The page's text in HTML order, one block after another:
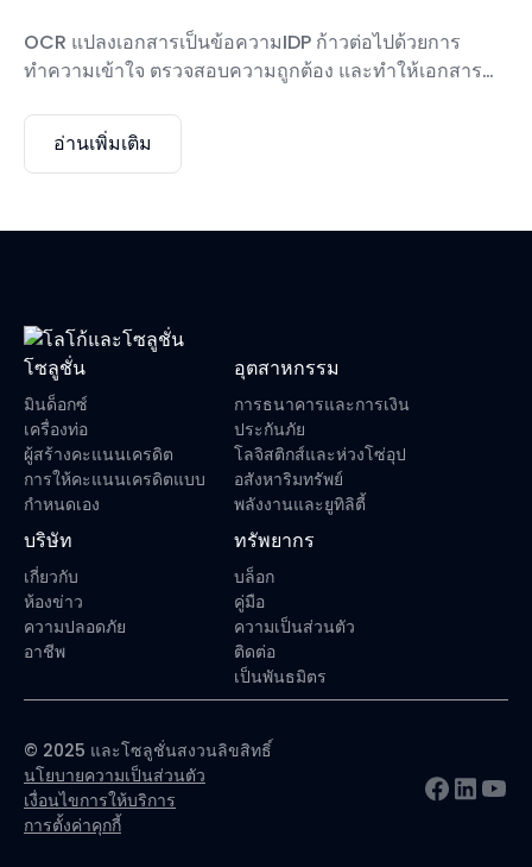
OCR แปลงเอกสารเป็นข้อความIDP ก้าวต่อไปด้วยการ
ทำความเข้าใจ ตรวจสอบความถูกต้อง และทำให้เอกสาร
แปลงเอกสารนี้เป็นดิจิทัลได้หรือไม่?”ในขณะที่ IDP ตอบว่า
“เราสามารถไว้วางใจ ตรวจสอบความถูกต้อง และทำให้
อ่านเพิ่มเติม
โซลูชั่น
มินด็อกซ์
เครื่องท่อ
ผู้สร้างคะแนนเครดิต
การให้คะแนนเครดิตแบบ
กำหนดเอง
อุตสาหกรรม
การธนาคารและการเงิน
ประกันภัย
โลจิสติกส์และห่วงโซ่อุป
อสังหาริมทรัพย์
พลังงานและยูทิลิตี้
บริษัท
เกี่ยวกับ
ห้องข่าว
ความปลอดภัย
อาชีพ
ทรัพยากร
บล็อก
คู่มือ
ความเป็นส่วนตัว
ติดต่อ
เป็นพันธมิตร
© 2025 และโซลูชั่นสงวนลิขสิทธิ์
นโยบายความเป็นส่วนตัว
เงื่อนไขการให้บริการ
การตั้งค่าคุกกี้